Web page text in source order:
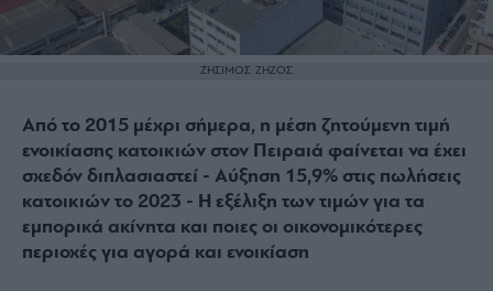
ΖΗΣΙΜΟΣ ΖΗΖΟΣ
Από το 2015 μέχρι σήμερα, η μέση ζητούμενη τιμή
ενοικίασης κατοικιών στον Πειραιά φαίνεται να έχει
σχεδόν διπλασιαστεί - Αύξηση 15,9% στις πωλήσεις
κατοικιών το 2023 - Η εξέλιξη των τιμών για τα
εμπορικά ακίνητα και ποιες οι οικονομικότερες
περιοχές για αγορά και ενοικίαση